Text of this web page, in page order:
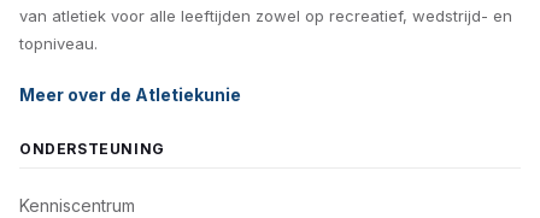
van atletiek voor alle leeftijden zowel op recreatief, wedstrijd- en
topniveau.
Meer over de Atletiekunie
ONDERSTEUNING
Kenniscentrum